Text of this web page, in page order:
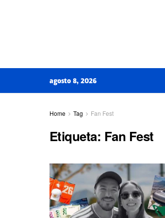
agosto 8, 2026
Home Tag Fan Fest
Etiqueta: Fan Fest